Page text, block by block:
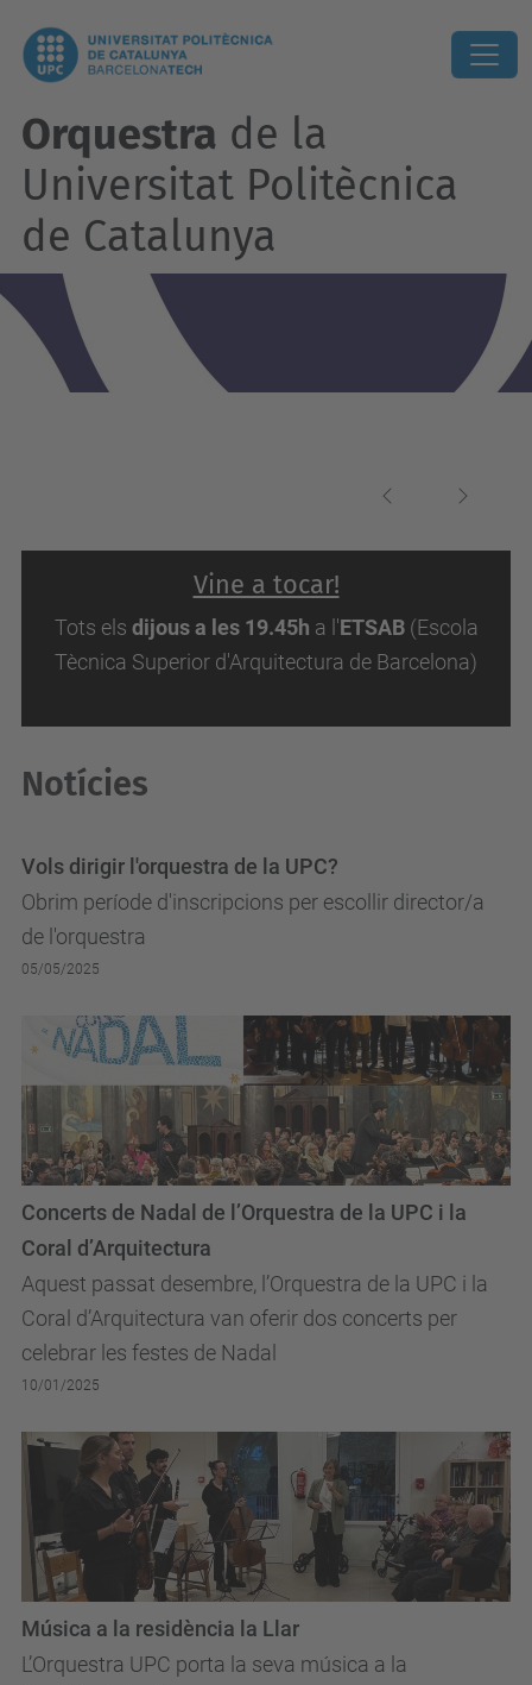
Orquestra de la
Universitat Politècnica
de Catalunya
Vine a tocar!
Tots els dijous a les 19.45h a l'ETSAB(Escola
Tècnica Superior d'Arquitectura de Barcelona)
Previous
Notícies
Obrim període d'inscripcions per escollir director/a
de l'orquestra
Vols dirigir l'orquestra de la UPC?
05/05/2025
Aquest passat desembre, l’Orquestra de la UPC i la
Coral d’Arquitectura van oferir dos concerts per
celebrar les festes de Nadal
Concerts de Nadal de l’Orquestra de la UPC i la
Coral d’Arquitectura
10/01/2025
L’Orquestra UPC porta la seva música a la
Música a la residència la Llar